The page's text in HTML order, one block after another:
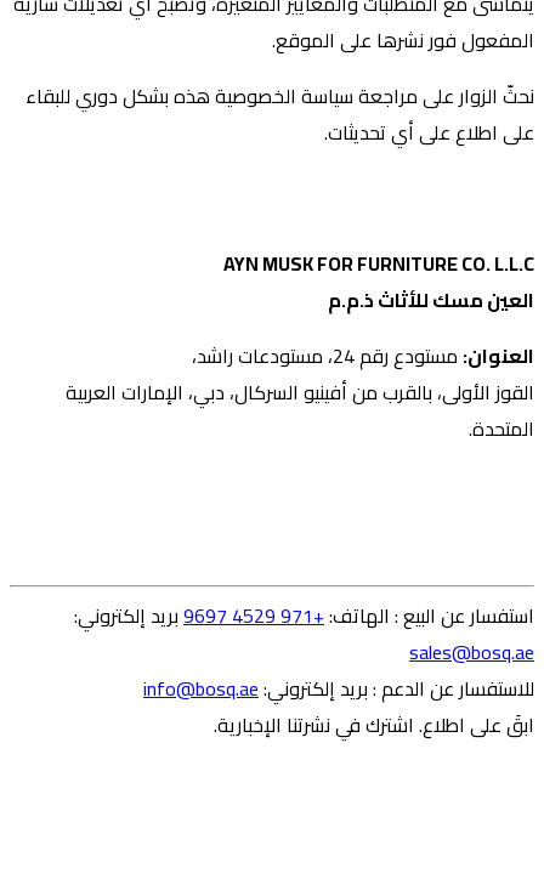
المفعول فور نشرها على الموقع.
نحثّ الزوار على مراجعة سياسة الخصوصية هذه بشكل دوري للبقاء
على اطلاع على أي تحديثات.
AYN MUSK FOR FURNITURE CO. L.L.C
العين مسك للأثاث ذ.م.م
العنوان: مستودع رقم 24، مستودعات راشد،
القوز الأولى، بالقرب من أفينيو السركال، دبي، الإمارات العربية
المتحدة.
استفسار عن البيع: الهاتف:
+971 4529 9697 بريد إلكتروني:
sales@bosq.ae
للاستفسار عن الدعم:بريد إلكتروني:
info@bosq.ae
ابقَ على اطلاع. اشترك في نشرتنا الإخبارية.